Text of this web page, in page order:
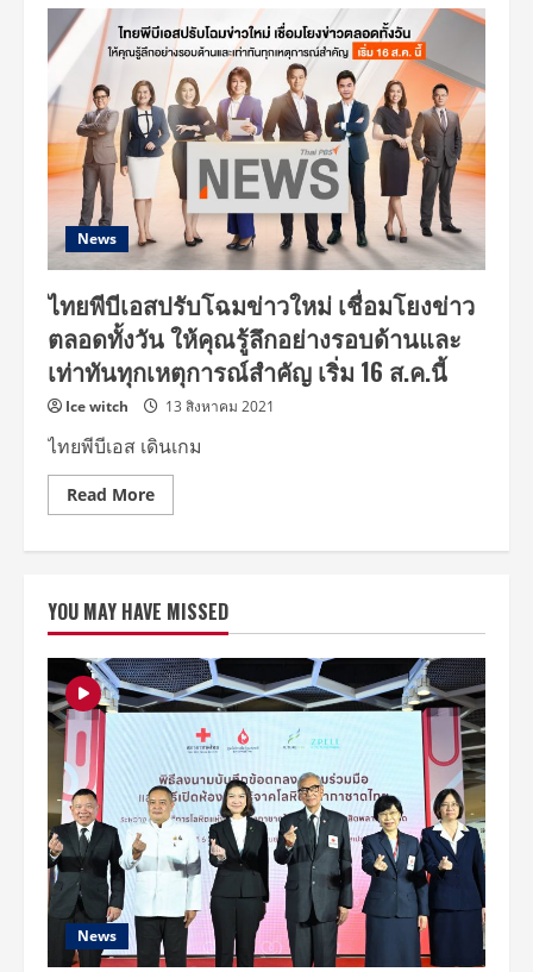
เปิด
เวที
Exclusive
Talk
ครั้ง
แรก
“สารคดี
ไทย
เล่น
ใหญ่
นะวิ
(VIPA)”
หนุน
สารคดี
ไทย
ตลาด
โลก
News
ไทยพีบีเอสปรับโฉมข่าวใหม่ เชื่อมโยงข่าว
ตลอดทั้งวัน ให้คุณรู้ลึกอย่างรอบด้านและ
เท่าทันทุกเหตุการณ์สำคัญ เริ่ม 16 ส.ค.นี้
Ice witch 13 สิงหาคม 2021
ไทยพีบีเอส เดินเกม
Read MoreRead
more
ส
ปรับ
โฉม
ข่าว
ใหม่
เชื่อม
โยง
ข่าว
ตลอด
ทั้ง
วัน
ให้
คุณ
รู้
ลึก
อย่าง
รอบ
ด้าน
และ
เท่า
ทัน
ทุก
YOU MAY HAVE MISSED
News